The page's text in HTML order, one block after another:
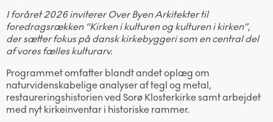
I foråret 2026 inviterer Over Byen Arkitekter til
foredragsrækken “Kirken i kulturen og kulturen i kirken”,
der sætter fokus på dansk kirkebyggeri som en central del
af vores fælles kulturarv.
Programmet omfatter blandt andet oplæg om
naturvidenskabelige analyser af tegl og metal,
restaureringshistorien ved Sorø Klosterkirke samt arbejdet
med nyt kirkeinventar i historiske rammer.